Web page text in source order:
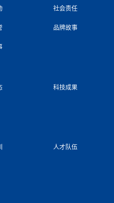
社会责任
品牌故事
科技成果
人才队伍